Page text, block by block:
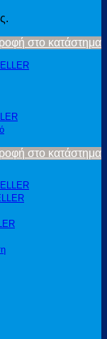
στο κατάστημα
στο κατάστημα